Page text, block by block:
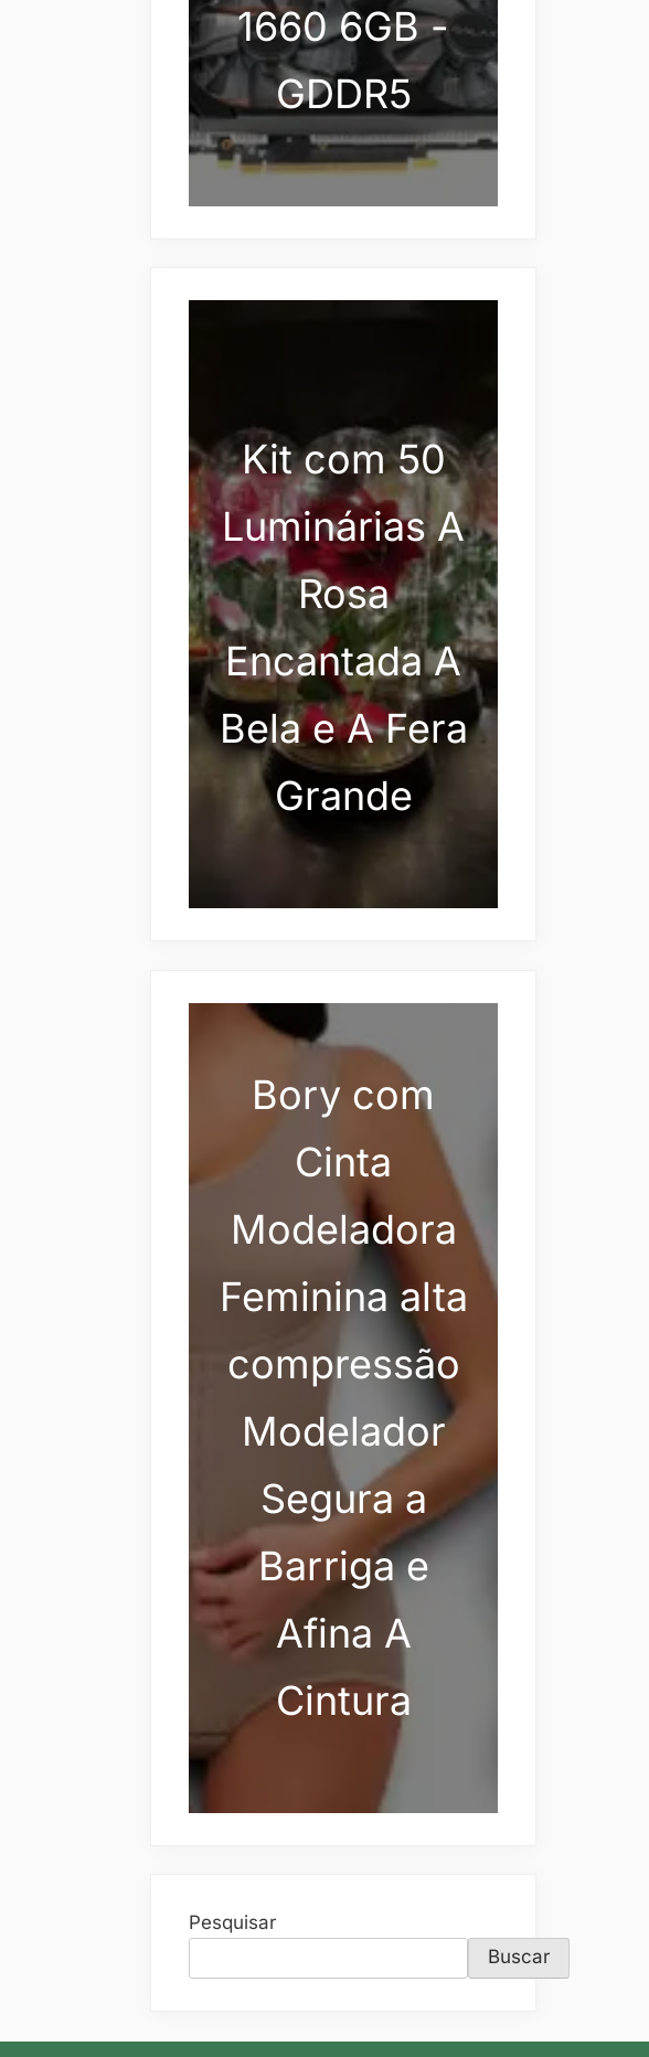
1660 6GB -
GDDR5
Kit com 50
Luminárias A
Rosa
Encantada A
Bela e A Fera
Grande
Bory com
Cinta
Modeladora
Feminina alta
compressão
Modelador
Segura a
Barriga e
Afina A
Cintura
Pesquisar
Buscar